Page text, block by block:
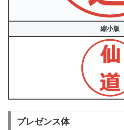
縮小版
プレゼンス体